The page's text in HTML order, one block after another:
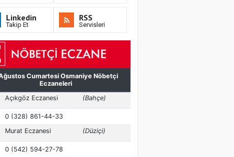
Linkedin
Takip Et
RSS
Servisleri